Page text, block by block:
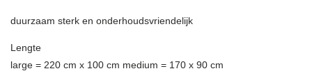
duurzaam sterk en onderhoudsvriendelijk
Lengte
large = 220 cm x 100 cm medium = 170 x 90 cm